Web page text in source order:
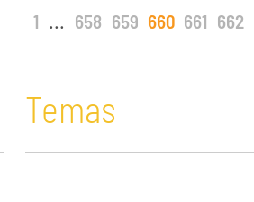
1 ... 658 659 660 661 662
Temas